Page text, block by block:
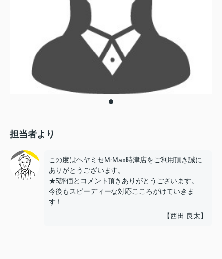
担当者より
この度はヘヤミセMrMax時津店をご利用頂き誠に
ありがとうございます。
★5評価とコメント頂きありがとうございます。
今後もスピーディーな対応こころがけていきま
す！
【西田 良太】